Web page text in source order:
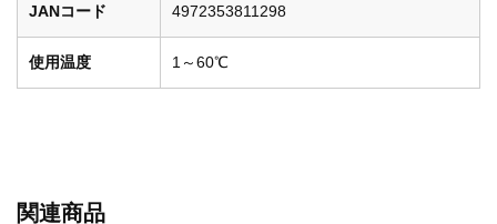
JANコード 4972353811298
使用温度 1～60℃
関連商品